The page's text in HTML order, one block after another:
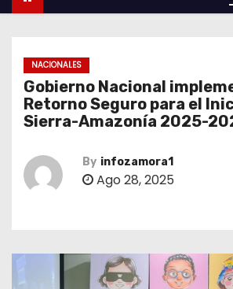
e
NACIONALES
Gobierno Nacional
Retorno Seguro para el
Sierra-Amazonía 2025-
By infozamora1
Ago 28, 2025